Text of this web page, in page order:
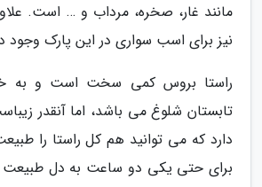
مانند غار، صخره، مرداب و … است.
نیز برای اسب سواری در این پارک وجود
راستا بروس کمی سخت است و به
تابستان شلوغ می باشد، اما آنقدر
دارد که می توانید هم کل راستا را
برای حتی یکی دو ساعت به دل طبیعت